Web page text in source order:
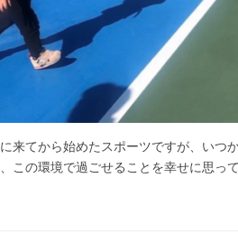
来てから始めたスポーツですが、い
この環境で過ごせることを幸せに思っ